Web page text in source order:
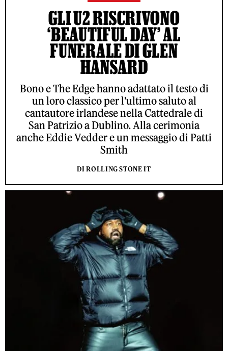
GLI U2 RISCRIVONO
‘BEAUTIFUL DAY’ AL
FUNERALE DI GLEN
HANSARD
Bono e The Edge hanno adattato il testo di
un loro classico per l'ultimo saluto al
cantautore irlandese nella Cattedrale di
San Patrizio a Dublino. Alla cerimonia
anche Eddie Vedder e un messaggio di Patti
Smith
DI ROLLING STONE IT